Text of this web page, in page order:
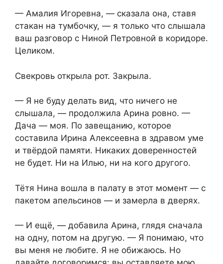
— Амалия Игоревна, — сказала она, ставя
стакан на тумбочку, — я только что слышала
ваш разговор с Ниной Петровной в коридоре.
Целиком.
Свекровь открыла рот. Закрыла.
— Я не буду делать вид, что ничего не
слышала, — продолжила Арина ровно. —
Дача — моя. По завещанию, которое
составила Ирина Алексеевна в здравом уме
и твёрдой памяти. Никаких доверенностей
не будет. Ни на Илью, ни на кого другого.
Тётя Нина вошла в палату в этот момент — с
пакетом апельсинов — и замерла в дверях.
— И ещё, — добавила Арина, глядя сначала
на одну, потом на другую. — Я понимаю, что
вы меня не любите. Я не обижаюсь. Но